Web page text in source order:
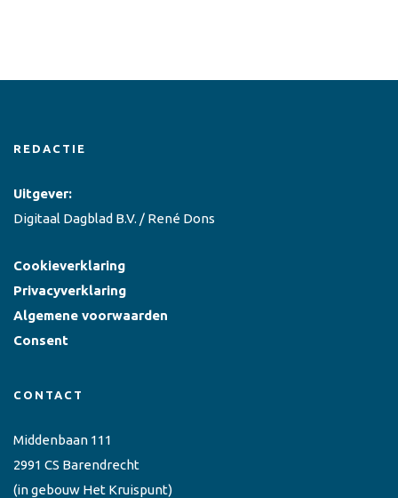
REDACTIE
Uitgever:
Digitaal Dagblad B.V. / René Dons
Cookieverklaring
Privacyverklaring
Algemene voorwaarden
Consent
CONTACT
Middenbaan 111
2991 CS Barendrecht
(in gebouw Het Kruispunt)